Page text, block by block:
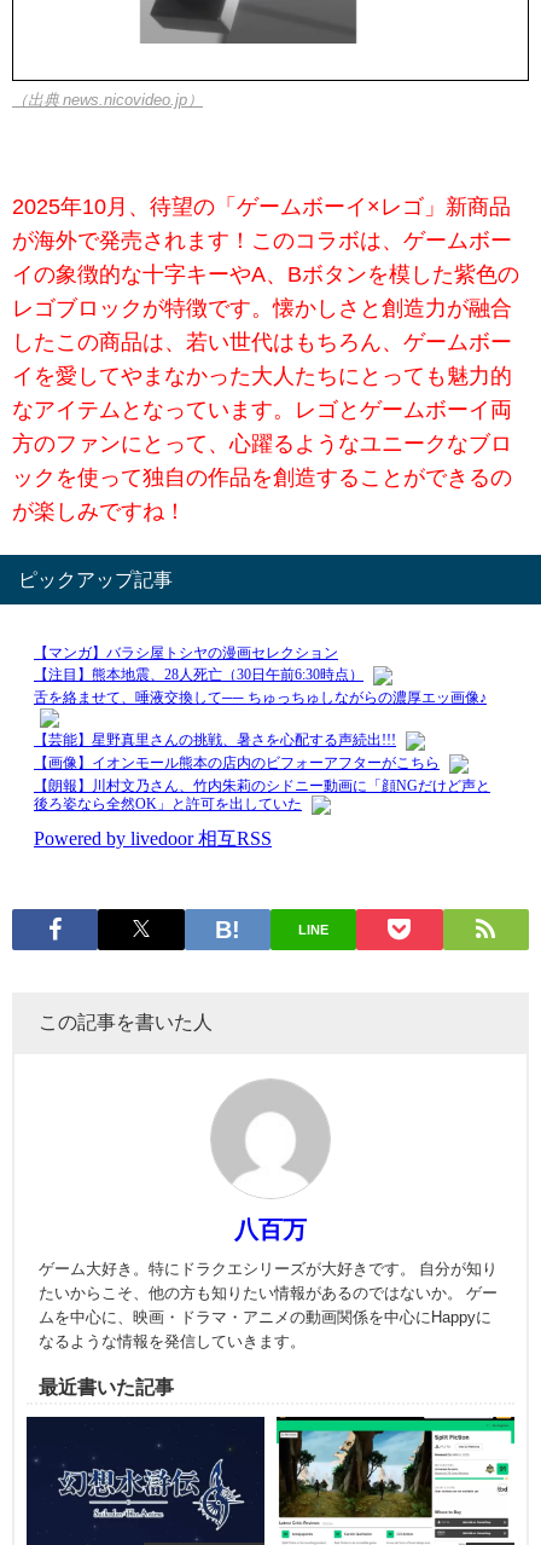
（出典 news.nicovideo.jp）
2025年10月、待望の「ゲームボーイ×レゴ」新商品
が海外で発売されます！このコラボは、ゲームボー
イの象徴的な十字キーやA、Bボタンを模した紫色の
レゴブロックが特徴です。懐かしさと創造力が融合
したこの商品は、若い世代はもちろん、ゲームボー
イを愛してやまなかった大人たちにとっても魅力的
なアイテムとなっています。レゴとゲームボーイ両
方のファンにとって、心躍るようなユニークなブロ
ックを使って独自の作品を創造することができるの
が楽しみですね！
ピックアップ記事
LINE
この記事を書いた人
八百万
ゲーム大好き。特にドラクエシリーズが大好きです。 自分が知り
たいからこそ、他の方も知りたい情報があるのではないか。 ゲー
ムを中心に、映画・ドラマ・アニメの動画関係を中心にHappyに
なるような情報を発信していきます。
最近書いた記事